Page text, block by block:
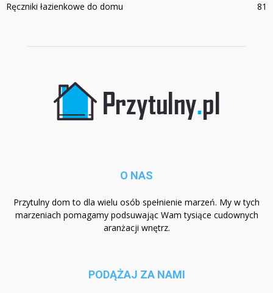
Ręczniki łazienkowe do domu
81
O NAS
Przytulny dom to dla wielu osób spełnienie marzeń. My w tych
marzeniach pomagamy podsuwając Wam tysiące cudownych
aranżacji wnętrz.
PODĄŻAJ ZA NAMI